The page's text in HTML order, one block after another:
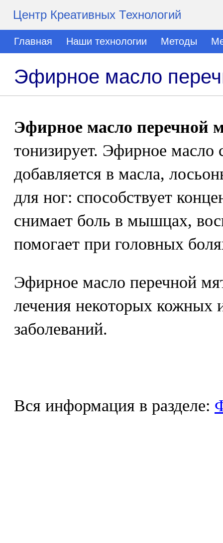
Центр Креативных Технологий
Главная Наши технологии Методы
Эфирное масло
Эфирное масло перечной
тонизирует. Эфирное масло
добавляется в масла,
для ног: способствует
снимает боль в мышцах,
помогает при головных
Эфирное масло перечной
лечения некоторых кожных
заболеваний.
Вся информация в разделе: